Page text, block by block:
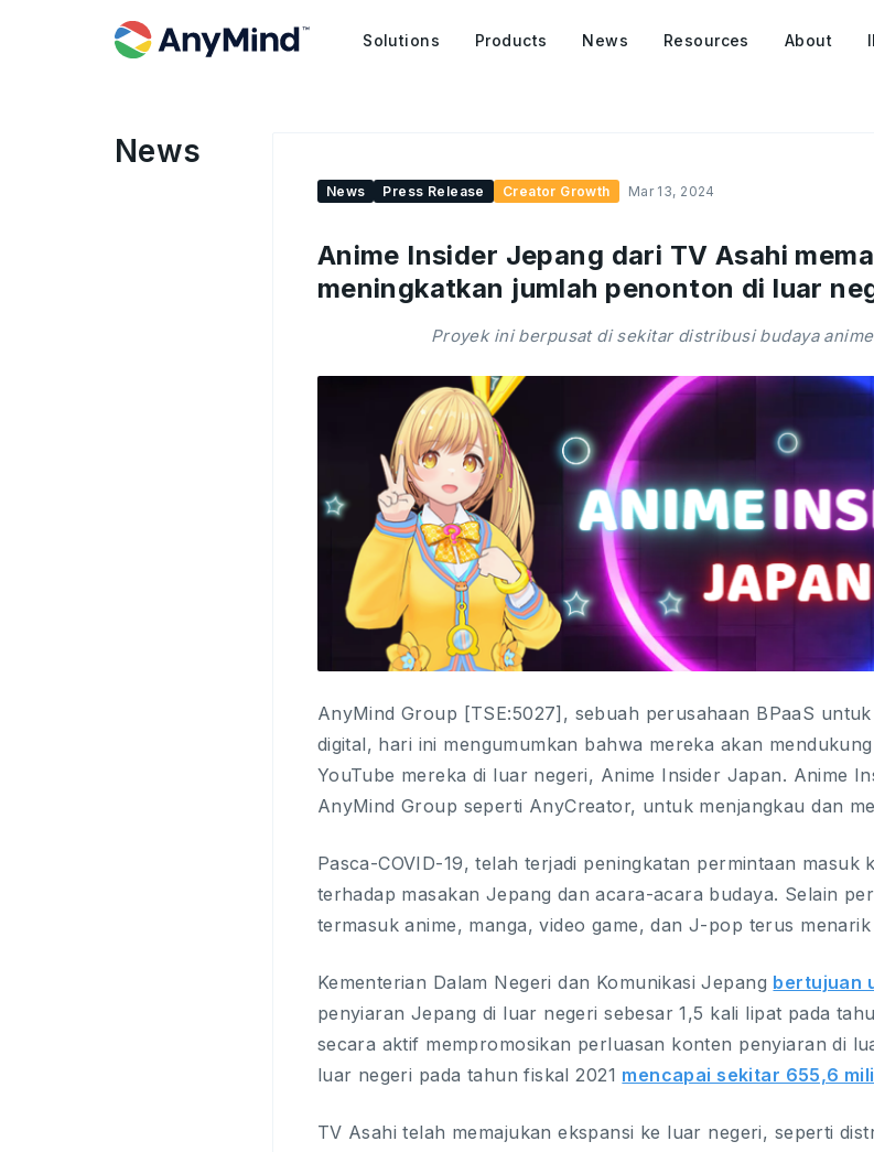
Solutions Products News Resources About
News
News Press Release Creator Growth Mar 13, 2024
Anime Insider Jepang dari TV Asahi
meningkatkan jumlah penonton di luar
Proyek ini berpusat di sekitar distribusi budaya
AnyMind Group [TSE:5027], sebuah perusahaan BPaaS
digital, hari ini mengumumkan bahwa mereka akan
YouTube mereka di luar negeri, Anime Insider Japan. Anime
AnyMind Group seperti AnyCreator, untuk menjangkau dan
Pasca-COVID-19, telah terjadi peningkatan permintaan
terhadap masakan Jepang dan acara-acara budaya. Selain
termasuk anime, manga, video game, dan J-pop terus
Kementerian Dalam Negeri dan Komunikasi Jepang bertujuan
penyiaran Jepang di luar negeri sebesar 1,5 kali lipat pada
secara aktif mempromosikan perluasan konten penyiaran di
luar negeri pada tahun fiskal 2021 mencapai sekitar 655,6
TV Asahi telah memajukan ekspansi ke luar negeri, seperti